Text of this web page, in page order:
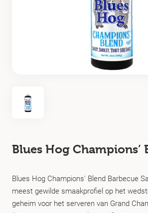
Blues Hog Champions’
Blues Hog Champions' Blend Barbecue
meest gewilde smaakprofiel op het
geheim voor het serveren van Grand